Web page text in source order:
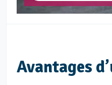
Avantages